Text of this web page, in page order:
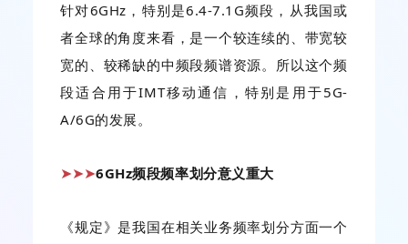
针对6GHz，特别是6.4-7.1G频段，从我国或
者全球的角度来看，是一个较连续的、带宽较
宽的、较稀缺的中频段频谱资源。所以这个频
段适合用于IMT移动通信，特别是用于5G-
A/6G的发展。
➤➤➤6GHz频段频率划分意义重大
《规定》是我国在相关业务频率划分方面一个